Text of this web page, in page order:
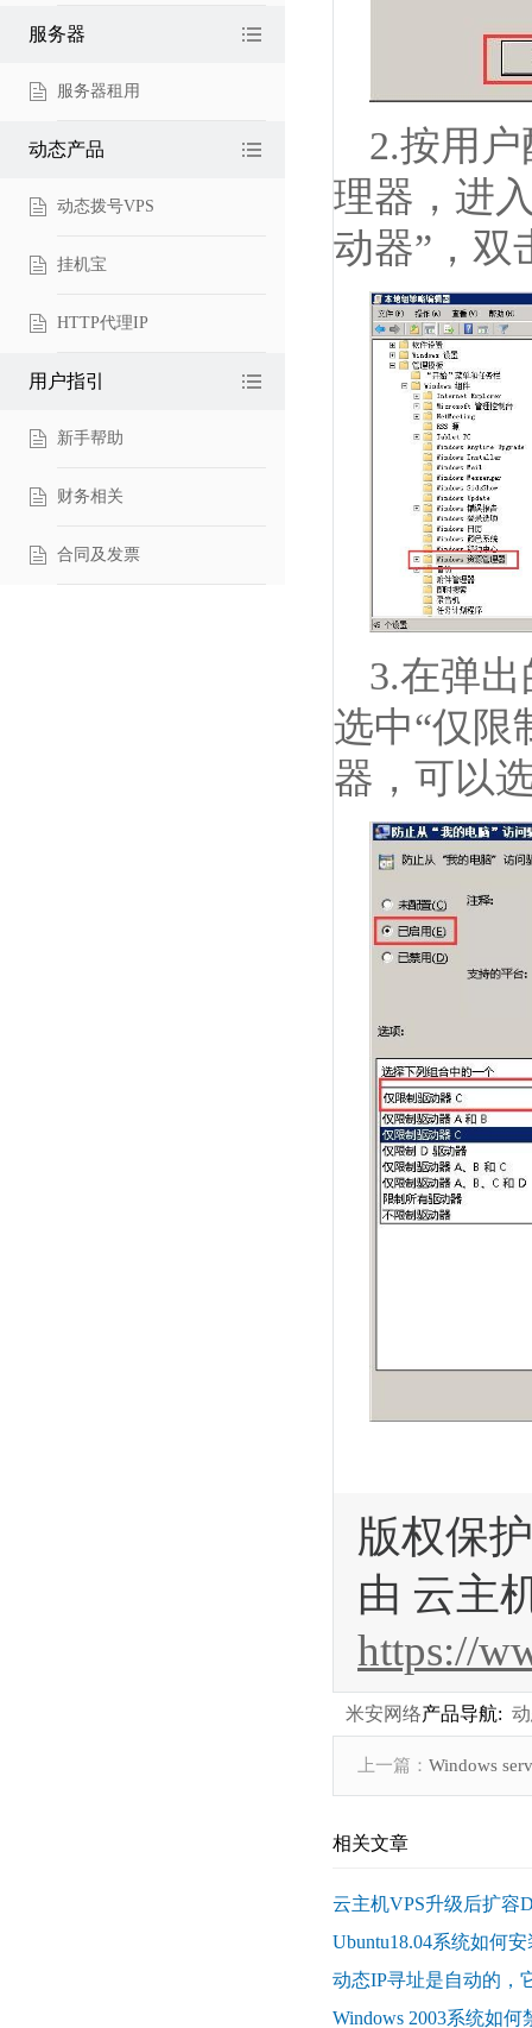
服务器
服务器租用
动态产品
动态拨号VPS
挂机宝
HTTP代理IP
用户指引
新手帮助
财务相关
合同及发票
2.按用
理器，进
动器”，双
3.在弹
选中“仅限
器，可以
版权保
由 云主
https://
米安网络产品导航:
上一篇： Windows
相关文章
云主机VPS升级后扩容
Ubuntu18.04系统如何
动态IP寻址是自动的，
Windows 2003系统如